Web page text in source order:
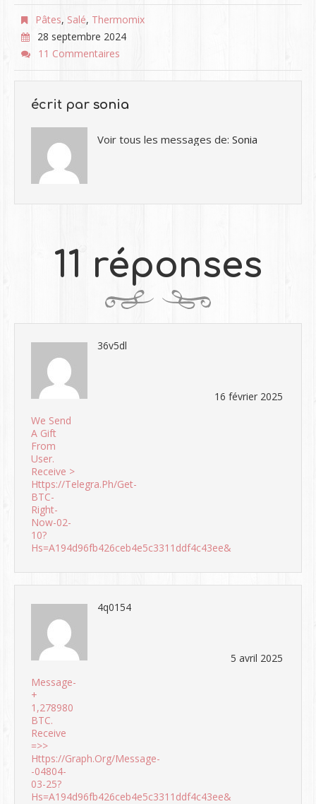
Pâtes, Salé, Thermomix
28 septembre 2024
11 Commentaires
écrit par sonia
Voir tous les messages de: Sonia
11 réponses
We Send
A Gift
From
User.
Receive >
Https://telegra.ph/Get-
BTC-
Right-
Now-02-
10?
Hs=a194d96fb426ceb4e5c3311ddf4c43ee&
36v5dl
16 février 2025
Message-
+
1,278980
BTC.
Receive
=>>
Https://graph.org/Message-
-04804-
03-25?
Hs=a194d96fb426ceb4e5c3311ddf4c43ee&
4q0154
5 avril 2025